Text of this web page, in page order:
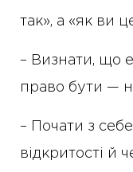
так», а «як ви
– Визнати, що
право бути —
– Почати з
відкритості й